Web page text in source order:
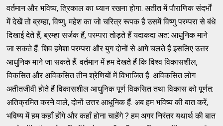
वर्तमान और भविष्य, त्रिकाल का ध्यान रखना होगा. अतीत में पौराणिक संदर्भों
में देखें तो ब्रम्हा, विष्णु, महेश का जो चरित्र रूपक है उसमें विष्णु परम्परा से बंधे
दिखाई देते हैं, ब्रम्हा सर्जक हैं, परम्परा तोड़ते हैं यदाकदा अत: आधुनिक माने
जा सकते हैं. शिव हमेशा परम्परा और युग दोनों से आगे चलते हैं इसलिए उत्तर
आधुनिक माने जा सकते हैं. वर्तमान में हम देखते हैं कि विश्व विकासशील,
विकसित और अविकसित तीन श्रेणियों में विभाजित है. अविकसित लोग
अतीतजीवी होते हैं विकासशील आधुनिक पूर्ण विकसित तथा विकास को पूर्णत:
अतिक्रमित करने वाले, दोनों उत्तर आधुनिक हैं. अब हम भविष्य की बात करें,
भविष्य में हम कहाँ होंगे और कहाँ होना चाहेंगे ? हम अगर निरंतर यथार्थ की बात